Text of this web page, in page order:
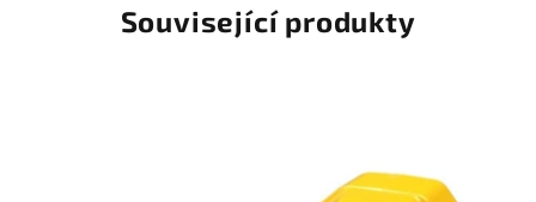
Související produkty